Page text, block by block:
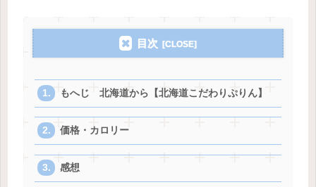
目次
もへじ 北海道から【北海道こだわりぷりん】
価格・カロリー
感想